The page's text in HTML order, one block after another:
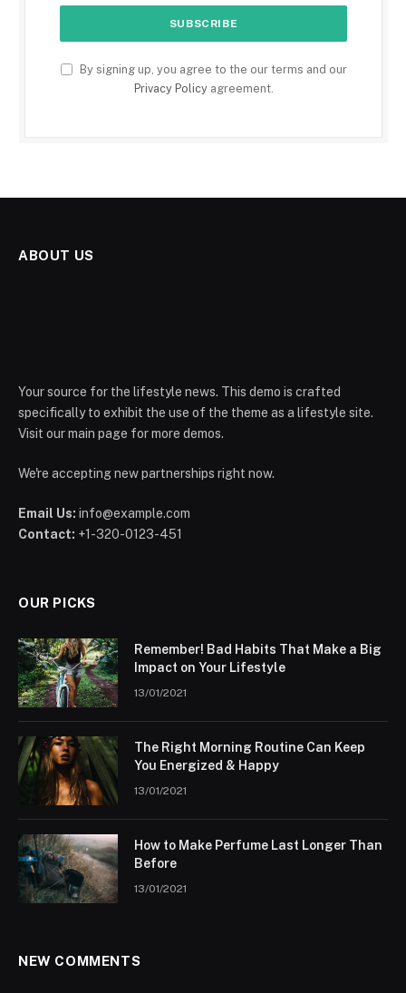
By signing up, you agree to the our terms and our
Privacy Policyagreement.
ABOUT US
Your source for the lifestyle news. This demo is crafted
specifically to exhibit the use of the theme as a lifestyle site.
Visit our main page for more demos.
We're accepting new partnerships right now.
Email Us: info@example.com
Contact: +1-320-0123-451
OUR PICKS
Remember! Bad Habits That Make a Big
Impact on Your Lifestyle
13/01/2021
The Right Morning Routine Can Keep
You Energized & Happy
13/01/2021
How to Make Perfume Last Longer Than
Before
13/01/2021
NEW COMMENTS